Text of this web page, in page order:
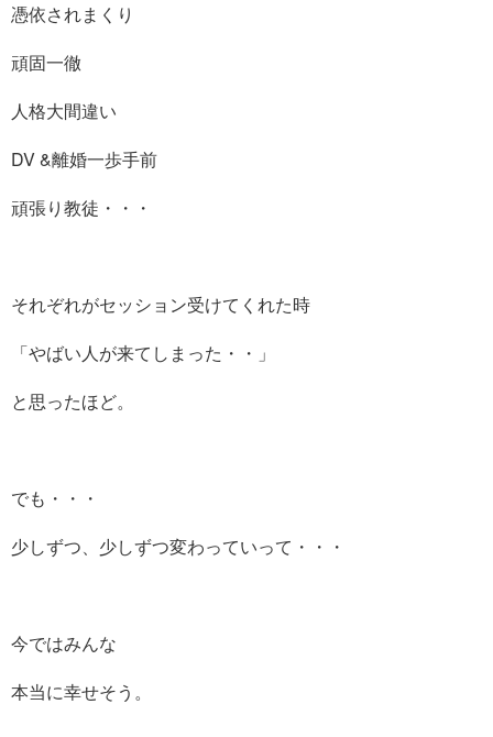
憑依されまくり
頑固一徹
人格大間違い
DV &離婚一歩手前
頑張り教徒・・・
それぞれがセッション受けてくれた時
「やばい人が来てしまった・・」
と思ったほど。
でも・・・
少しずつ、少しずつ変わっていって・・・
今ではみんな
本当に幸せそう。